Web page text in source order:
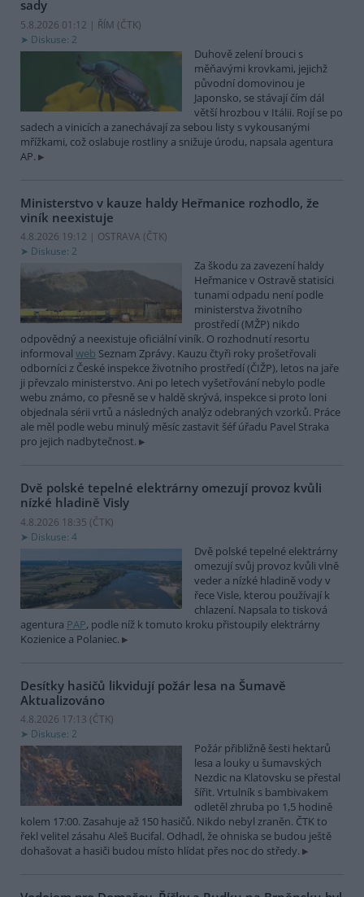
sady
5.8.2026 01:12 | ŘÍM (ČTK)
Diskuse: 2
Duhově zelení brouci s
měňavými krovkami, jejichž
původní domovinou je
Japonsko, se stávají čím dál
větší hrozbou v Itálii. Rojí se po
sadech a vinicích a zanechávají za sebou listy s vykousanými
mřížkami, což oslabuje rostliny a snižuje úrodu, napsala agentura
AP.
Ministerstvo v kauze haldy Heřmanice rozhodlo, že
viník neexistuje
4.8.2026 19:12 | OSTRAVA (ČTK)
Diskuse: 2
Za škodu za zavezení haldy
Heřmanice v Ostravě statisíci
tunami odpadu není podle
ministerstva životního
prostředí (MŽP) nikdo
odpovědný a neexistuje oficiální viník. O rozhodnutí resortu
informoval web Seznam Zprávy. Kauzu čtyři roky prošetřovali
odborníci z České inspekce životního prostředí (ČIŽP), letos na jaře
ji převzalo ministerstvo. Ani po letech vyšetřování nebylo podle
webu známo, co přesně se v haldě skrývá, inspekce si proto loni
objednala sérii vrtů a následných analýz odebraných vzorků. Práce
ale měl podle webu minulý měsíc zastavit šéf úřadu Pavel Straka
pro jejich nadbytečnost.
Dvě polské tepelné elektrárny omezují provoz kvůli
nízké hladině Visly
4.8.2026 18:35 (ČTK)
Diskuse: 4
Dvě polské tepelné elektrárny
omezují svůj provoz kvůli vlně
veder a nízké hladině vody v
řece Visle, kterou používají k
chlazení. Napsala to tisková
agentura PAP, podle níž k tomuto kroku přistoupily elektrárny
Kozienice a Polaniec.
Desítky hasičů likvidují požár lesa na Šumavě
Aktualizováno
4.8.2026 17:13 (ČTK)
Diskuse: 2
Požár přibližně šesti hektarů
lesa a louky u šumavských
Nezdic na Klatovsku se přestal
šířit. Vrtulník s bambivakem
odletěl zhruba po 1,5 hodině
kolem 17:00. Zasahuje až 150 hasičů. Nikdo nebyl zraněn. ČTK to
řekl velitel zásahu Aleš Bucifal. Odhadl, že ohniska se budou ještě
dohašovat a hasiči budou místo hlídat přes noc do středy.